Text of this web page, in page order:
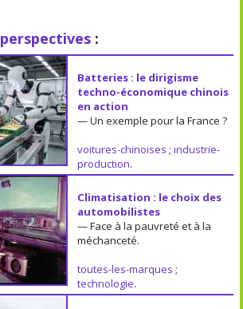
perspectives :
Batteries : le dirigisme
techno-économique chinois
en action
— Un exemple pour la France ?
voitures-chinoises ; industrie-
production.
Climatisation : le choix des
automobilistes
— Face à la pauvreté et à la
méchanceté.
toutes-les-marques ;
technologie.